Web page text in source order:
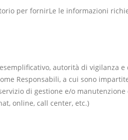
per fornirLe le informazioni
autorità di vigilanza
Responsabili, a cui sono
di gestione e/o
online, call center, etc.)